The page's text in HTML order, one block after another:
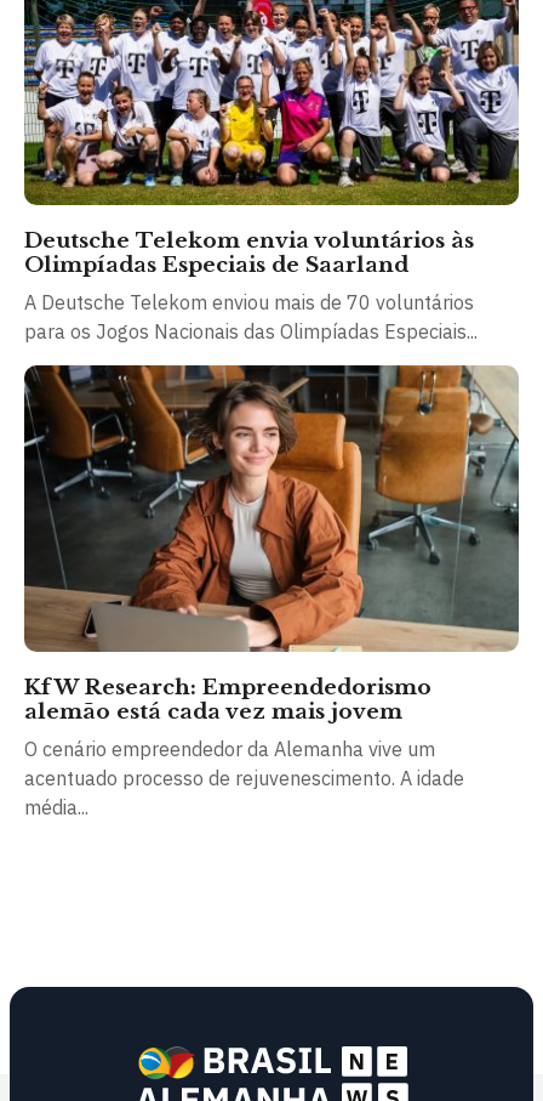
Deutsche Telekom envia voluntários às
Olimpíadas Especiais de Saarland
A Deutsche Telekom enviou mais de 70 voluntários
para os Jogos Nacionais das Olimpíadas Especiais...
KfW Research: Empreendedorismo
alemão está cada vez mais jovem
O cenário empreendedor da Alemanha vive um
acentuado processo de rejuvenescimento. A idade
média...